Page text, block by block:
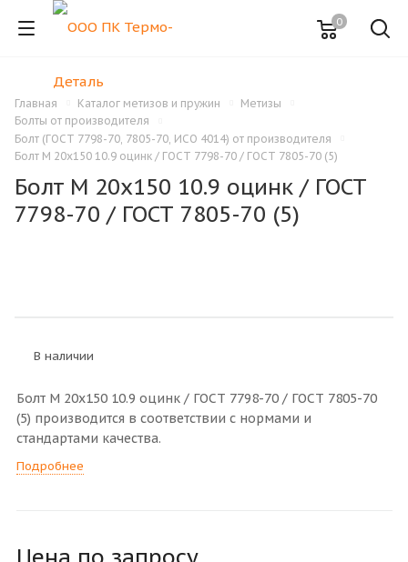
0
Главная Каталог метизов и пружин
Метизы
Болты от производителя
Болт (ГОСТ 7798-70, 7805-70, ИСО 4014) от производителя
Болт M 20x150 10.9 оцинк / ГОСТ 7798-70 / ГОСТ 7805-70 (5)
Болт M 20x150 10.9 оцинк / ГОСТ
7798-70 / ГОСТ 7805-70 (5)
В наличии
Болт M 20x150 10.9 оцинк / ГОСТ 7798-70 / ГОСТ 7805-70
(5) производится в соответствии с нормами и
стандартами качества.
Подробнее